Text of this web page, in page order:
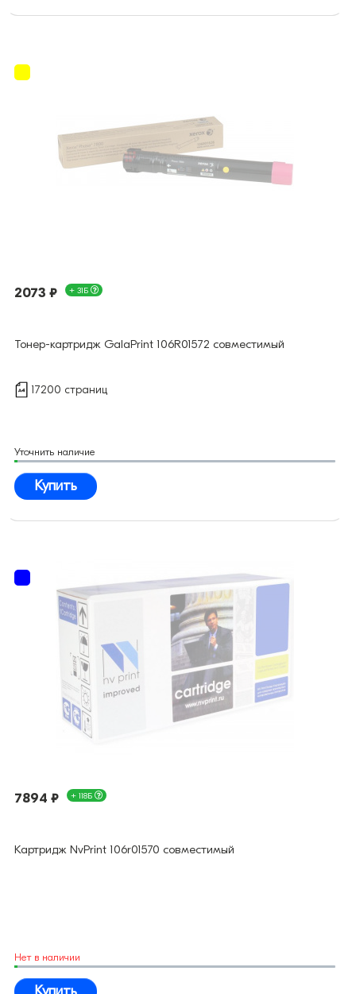
2073 ₽ + 31Б
Тонер-картридж GalaPrint 106R01572 совместимый
17200 страниц
Уточнить наличие
Купить
7894 ₽ + 118Б
Картридж NvPrint 106r01570 совместимый
Нет в наличии